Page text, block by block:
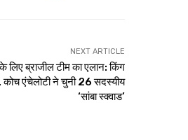
NEXT ARTICLE
ब्राजील टीम का एलान: किंग
कोच एंचेलोटी ने चुनी 26 सदस्यीय
‘सांबा स्क्वाड’